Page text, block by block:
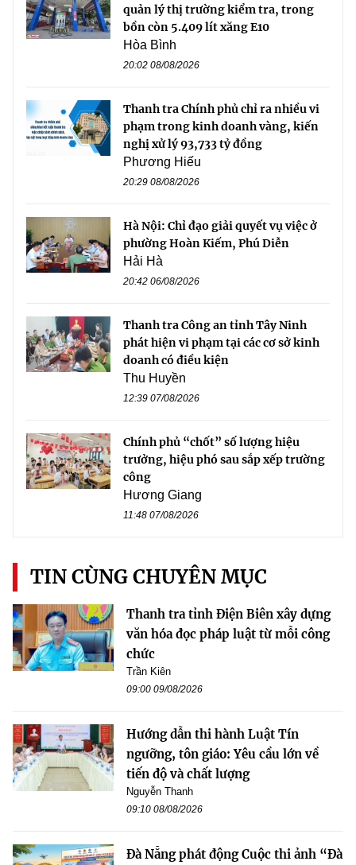
quản lý thị trường kiểm tra, trong
bồn còn 5.409 lít xăng E10
Hòa Bình
20:02 08/08/2026
Thanh tra Chính phủ chỉ ra nhiều vi
phạm trong kinh doanh vàng, kiến
nghị xử lý 93,733 tỷ đồng
Phương Hiếu
20:29 08/08/2026
Hà Nội: Chỉ đạo giải quyết vụ việc ở
phường Hoàn Kiếm, Phú Diễn
Hải Hà
20:42 06/08/2026
Thanh tra Công an tỉnh Tây Ninh
phát hiện vi phạm tại các cơ sở kinh
doanh có điều kiện
Thu Huyền
12:39 07/08/2026
Chính phủ “chốt” số lượng hiệu
trưởng, hiệu phó sau sắp xếp trường
công
Hương Giang
11:48 07/08/2026
TIN CÙNG CHUYÊN MỤC
Thanh tra tỉnh Điện Biên xây dựng
văn hóa đọc pháp luật từ mỗi công
chức
Trần Kiên
09:00 09/08/2026
Hướng dẫn thi hành Luật Tín
ngưỡng, tôn giáo: Yêu cầu lớn về
tiến độ và chất lượng
Nguyễn Thanh
09:10 08/08/2026
Đà Nẵng phát động Cuộc thi ảnh “Đà